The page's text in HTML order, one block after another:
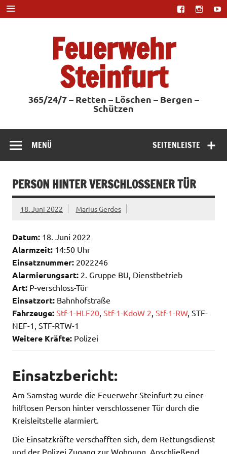
Zum
Inhalt
springen
Feuerwehr
Steinfurt
365/24/7 – Retten – Löschen – Bergen –
Schützen
SEITENLEISTE
MENÜ
PERSON HINTER VERSCHLOSSENER TÜR
18. Juni 2022 Marius Gerdes
Datum: 18. Juni 2022
Alarmzeit: 14:50 Uhr
Einsatznummer: 2022246
Alarmierungsart: 2. Gruppe BU, Dienstbetrieb
Art: P-verschloss-Tür
Einsatzort: Bahnhofstraße
Fahrzeuge: Stf-1-HLF20 Stf-1-KdoW 2 Stf-1-RW, STF-
NEF-1, STF-RTW-1
Weitere Kräfte: Polizei
Einsatzbericht:
Am Samstag wurde die Feuerwehr Steinfurt zu einer
hilflosen Person hinter verschlossener Tür durch die
Kreisleitstelle alarmiert.
Die Einsatzkräfte verschafften sich, dem Rettungsdienst
und der Polizei Zugang zur Wohnung. Anschließend